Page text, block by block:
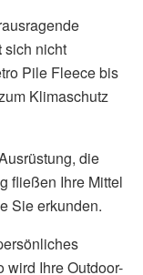
sich nicht
Pile Fleece bis
Klimaschutz
die
fließen Ihre Mittel
Sie erkunden.
wird Ihre Outdoor-